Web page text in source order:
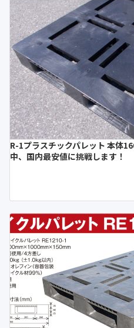
R-1プラスチックパレット 本体
中、国内最安値に挑戦します！